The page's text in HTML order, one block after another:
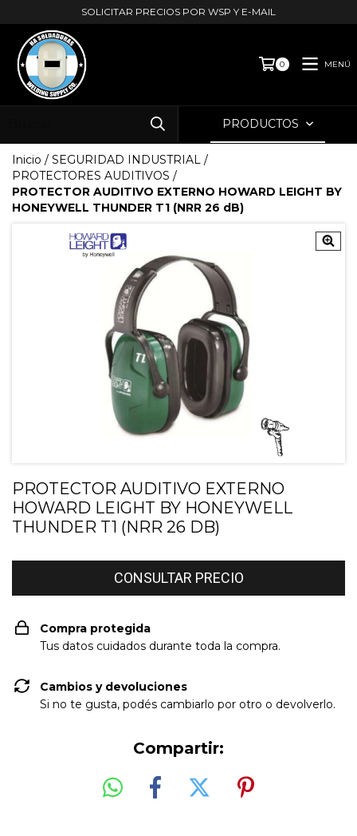
SOLICITAR PRECIOS POR WSP Y E-MAIL
0 MENÚ
PRODUCTOS
Inicio / SEGURIDAD INDUSTRIAL /
PROTECTORES AUDITIVOS /
PROTECTOR AUDITIVO EXTERNO HOWARD LEIGHT BY
HONEYWELL THUNDER T1 (NRR 26 dB)
PROTECTOR AUDITIVO EXTERNO
HOWARD LEIGHT BY HONEYWELL
THUNDER T1 (NRR 26 DB)
Compra protegida
Tus datos cuidados durante toda la compra.
Cambios y devoluciones
Si no te gusta, podés cambiarlo por otro o devolverlo.
Compartir: